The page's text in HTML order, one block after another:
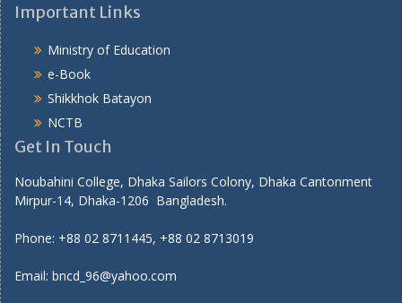
Important Links
Ministry of Education
e-Book
Shikkhok Batayon
NCTB
Get In Touch
Noubahini College, Dhaka Sailors Colony, Dhaka Cantonment
Mirpur-14, Dhaka-1206 Bangladesh.
Phone: +88 02 8711445, +88 02 8713019
Email: bncd_96@yahoo.com